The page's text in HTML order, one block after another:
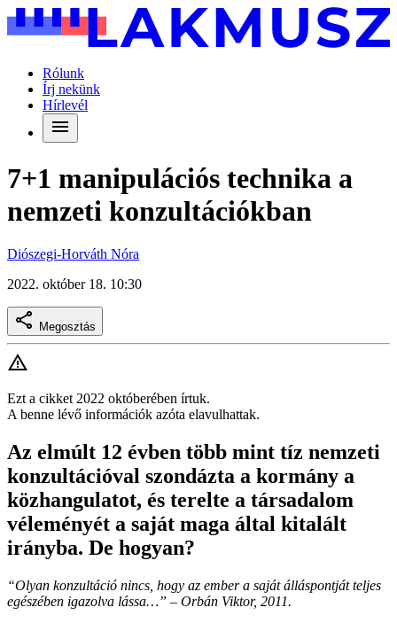
Rólunk
Írj nekünk
Hírlevél
7+1 manipulációs technika a
nemzeti konzultációkban
Diószegi-Horváth Nóra
2022. október 18. 10:30
Megosztás
Ezt a cikket 2022 októberében írtuk.
A benne lévő információk azóta elavulhattak.
Az elmúlt 12 évben több mint tíz nemzeti
konzultációval szondázta a kormány a
közhangulatot, és terelte a társadalom
véleményét a saját maga által kitalált
irányba. De hogyan?
“Olyan konzultáció nincs, hogy az ember a saját álláspontját teljes
egészében igazolva lássa…” – Orbán Viktor, 2011.